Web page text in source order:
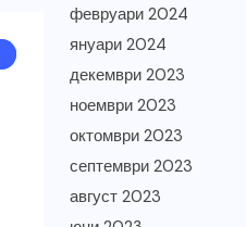
февруари 2024
януари 2024
декември 2023
ноември 2023
октомври 2023
септември 2023
август 2023